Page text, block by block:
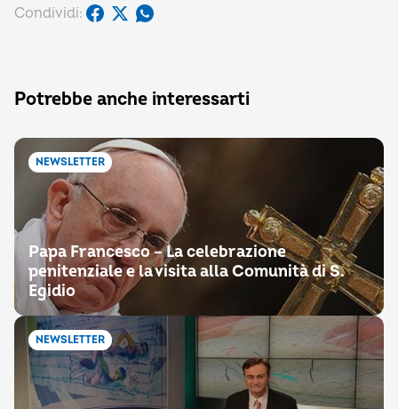
Condividi:
Potrebbe anche interessarti
NEWSLETTER
Papa Francesco – La celebrazione
penitenziale e la visita alla Comunità di S.
Egidio
NEWSLETTER